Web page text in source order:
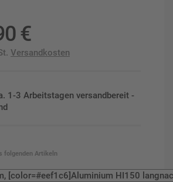
€
Versandkosten
1-3 Arbeitstagen versandbereit -
folgenden Artikeln